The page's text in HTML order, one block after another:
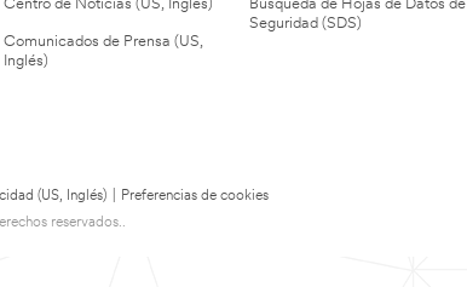
Centro de Noticias (US, Inglés)
Comunicados de Prensa (US,
Inglés)
Búsqueda de Hojas de Datos de
Seguridad (SDS)
(US, Inglés)
Preferencias de cookies
reservados..